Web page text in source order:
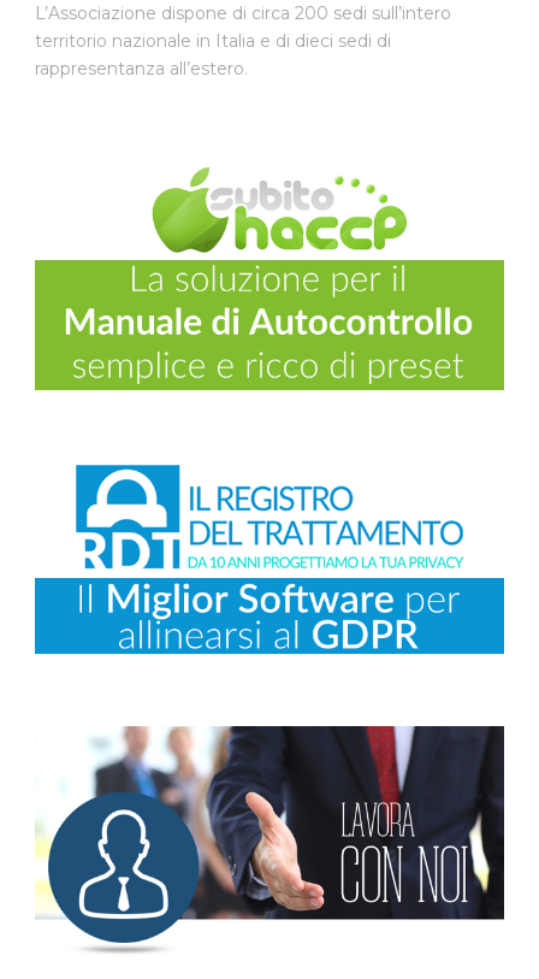
L’Associazione dispone di circa 200 sedi sull’intero
territorio nazionale in Italia e di dieci sedi di
rappresentanza all’estero.